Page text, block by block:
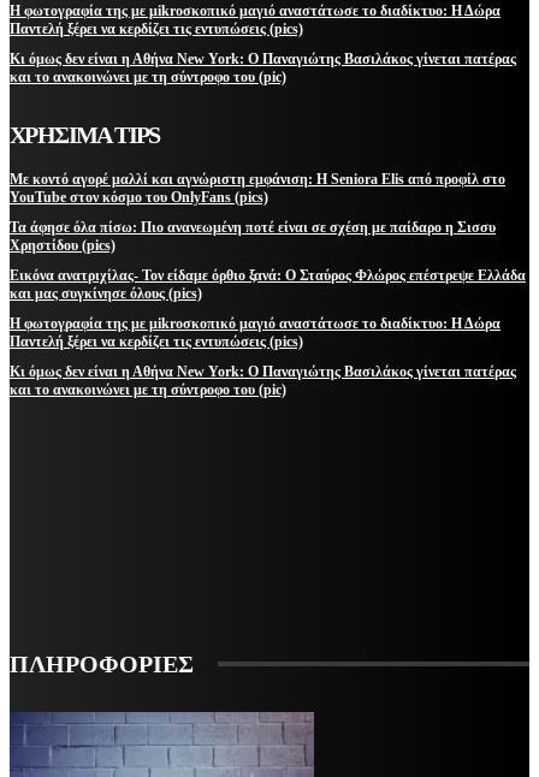
Η φωτογραφία της με μikroσκοπικό μαγιό αναστάτωσε το διαδίκτυο: Η Δώρα
Παντελή ξέρει να κερδίζει τις εντυπώσεις (pics)
Κι όμως δεν είναι η Αθήνα New York: Ο Παναγιώτης Βασιλάκος γίνεται πατέρας
και το ανακοινώνει με τη σύντροφο του (pic)
ΧΡΗΣΙΜΑ TIPS
Με κοντό αγορέ μαλλί και αγνώριστη εμφάνιση: Η Seniora Elis από προφίλ στο
YouTube στον κόσμο του OnlyFans (pics)
Τα άφησε όλα πίσω: Πιο ανανεωμένη ποτέ είναι σε σχέση με παίδαρο η Σισσυ
Χρηστίδου (pics)
Εικόνα ανατριχίλας- Τον είδαμε όρθιο ξανά: Ο Σταύρος Φλώρος επέστρεψε Ελλάδα
και μας συγκίνησε όλους (pics)
Η φωτογραφία της με μikroσκοπικό μαγιό αναστάτωσε το διαδίκτυο: Η Δώρα
Παντελή ξέρει να κερδίζει τις εντυπώσεις (pics)
Κι όμως δεν είναι η Αθήνα New York: Ο Παναγιώτης Βασιλάκος γίνεται πατέρας
και το ανακοινώνει με τη σύντροφο του (pic)
ΠΛΗΡΟΦΟΡΙΕΣ
VARiEMAi